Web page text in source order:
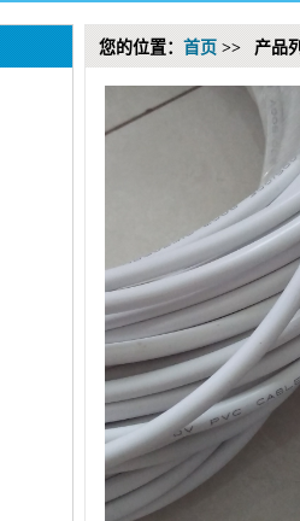
您的位置： 首页 >> 产品